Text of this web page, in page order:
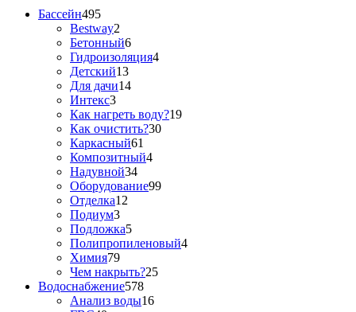
Бассейн495
Bestway2
Бетонный6
Гидроизоляция4
Детский13
Для дачи14
Интекс3
Как нагреть воду?19
Как очистить?30
Каркасный61
Композитный4
Надувной34
Оборудование99
Отделка12
Подиум3
Подложка5
Полипропиленовый4
Химия79
Чем накрыть?25
Водоснабжение578
Анализ воды16